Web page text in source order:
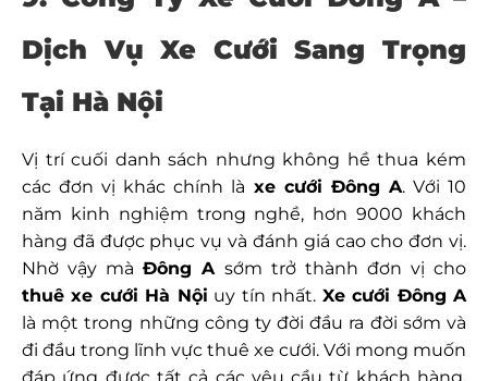
Dịch Vụ Xe Cưới Sang Trọng
Tại Hà Nội
Vị trí cuối danh sách nhưng không hề thua kém
các đơn vị khác chính là xe cưới Đông A. Với 10
năm kinh nghiệm trong nghề, hơn 9000 khách
hàng đã được phục vụ và đánh giá cao cho đơn vị.
Nhờ vậy màĐông Asớm trở thành đơn vị cho
thuê xe cưới Hà Nội uy tín nhất. Xe cưới Đông A
là một trong những công ty đời đầu ra đời sớm và
đi đầu trong lĩnh vực thuê xe cưới. Với mong muốn